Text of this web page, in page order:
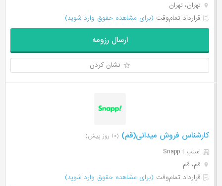
تهران، تهران
قرارداد تمام‌وقت (برای مشاهده حقوق وارد شوید)
ارسال رزومه
نشان کردن
کارشناس فروش میدانی(قم) (۱۰ روز پیش)
اسنپ | Snapp
قم، قم
قرارداد تمام‌وقت (برای مشاهده حقوق وارد شوید)